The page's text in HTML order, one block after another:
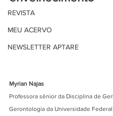
REVISTA
MEU ACERVO
NEWSLETTER APTARE
Myrian Najas
Professora sênior da Disciplina de
Gerontologia da Universidade